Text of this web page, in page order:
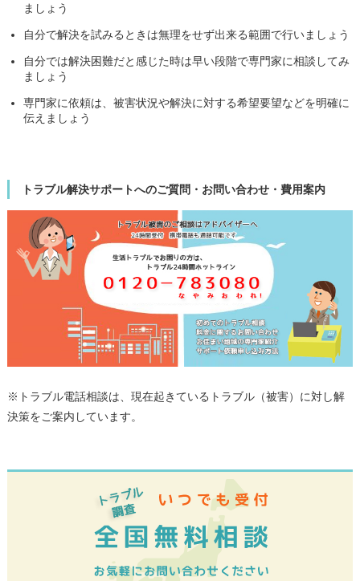
ましょう
自分で解決を試みるときは無理をせず出来る範囲で行いましょう
自分では解決困難だと感じた時は早い段階で専門家に相談してみ
ましょう
専門家に依頼は、被害状況や解決に対する希望要望などを明確に
伝えましょう
トラブル解決サポートへのご質問・お問い合わせ・費用案内
※トラブル電話相談は、現在起きているトラブル（被害）に対し解
決策をご案内しています。